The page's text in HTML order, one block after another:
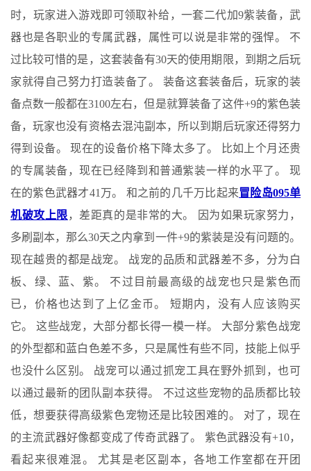
时，玩家进入游戏即可领取补给，一套二代加9紫装备，武
器也是各职业的专属武器，属性可以说是非常的强悍。 不
过比较可惜的是，这套装备有30天的使用期限，到期之后玩
家就得自己努力打造装备了。 装备这套装备后，玩家的装
备点数一般都在3100左右，但是就算装备了这件+9的紫色装
备，玩家也没有资格去混沌副本，所以到期后玩家还得努力
得到设备。 现在的设备价格下降太多了。 比如上个月还贵
的专属装备，现在已经降到和普通紫装一样的水平了。 现
在的紫色武器才41万。 和之前的几千万比起来冒险岛095单
机破攻上限，差距真的是非常的大。 因为如果玩家努力，
多刷副本，那么30天之内拿到一件+9的紫装是没有问题的。
现在越贵的都是战宠。 战宠的品质和武器差不多，分为白
板、绿、蓝、紫。 不过目前最高级的战宠也只是紫色而
已，价格也达到了上亿金币。 短期内，没有人应该购买
它。 这些战宠，大部分都长得一模一样。 大部分紫色战宠
的外型都和蓝白色差不多，只是属性有些不同，技能上似乎
也没什么区别。 战宠可以通过抓宠工具在野外抓到，也可
以通过最新的团队副本获得。 不过这些宠物的品质都比​​较
低，想要获得高级紫色宠物还是比较困难的。 对了，现在
的主流武器好像都变成了传奇武器了。 紫色武器没有+10，
看起来很难混。 尤其是老区副本，各地工作室都在开团